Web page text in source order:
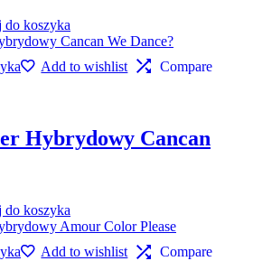
do koszyka
Add to wishlist Compare
Hybrydowy Cancan
do koszyka
Add to wishlist Compare